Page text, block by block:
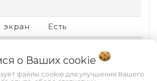
Есть
4G (LTE), 5G
о Ваших cookie
файлы cookie для улучшения Вашего